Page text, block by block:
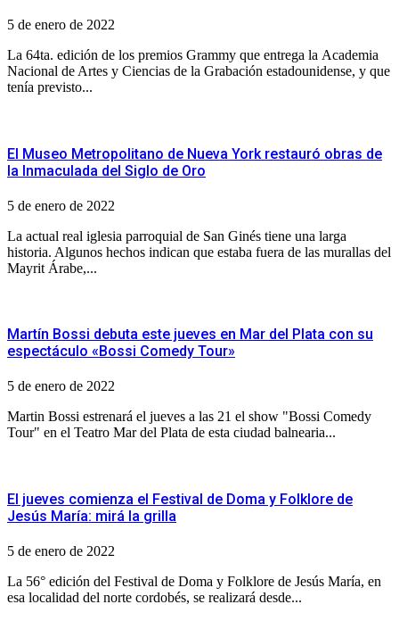
5 de enero de 2022
La 64ta. edición de los premios Grammy que entrega la Academia
Nacional de Artes y Ciencias de la Grabación estadounidense, y que
tenía previsto...
El Museo Metropolitano de Nueva York restauró obras de
la Inmaculada del Siglo de Oro
5 de enero de 2022
La actual real iglesia parroquial de San Ginés tiene una larga
historia. Algunos hechos indican que estaba fuera de las murallas del
Mayrit Árabe,...
Martín Bossi debuta este jueves en Mar del Plata con su
espectáculo «Bossi Comedy Tour»
5 de enero de 2022
Martin Bossi estrenará el jueves a las 21 el show "Bossi Comedy
Tour" en el Teatro Mar del Plata de esta ciudad balnearia...
El jueves comienza el Festival de Doma y Folklore de
Jesús María: mirá la grilla
5 de enero de 2022
La 56° edición del Festival de Doma y Folklore de Jesús María, en
esa localidad del norte cordobés, se realizará desde...